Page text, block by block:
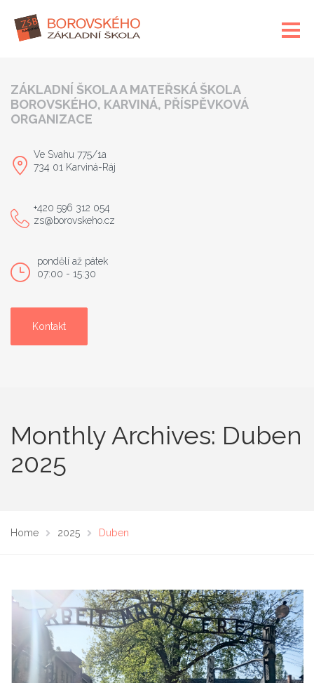
ZÁKLADNÍ ŠKOLA A MATEŘSKÁ ŠKOLA
BOROVSKÉHO, KARVINÁ, PŘÍSPĚVKOVÁ
ORGANIZACE
Ve Svahu 775/1a
734 01 Karviná-Ráj
+420 596 312 054
zs@borovskeho.cz
pondělí až pátek
07:00 - 15:30
Kontakt
Monthly Archives: Duben
2025
Home 2025 Duben